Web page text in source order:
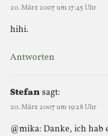
20. März 2007 um 17:45 Uhr
hihi.
Antworten
Stefansagt:
20. März 2007 um 19:28 Uhr
@mika: Danke, ich hab